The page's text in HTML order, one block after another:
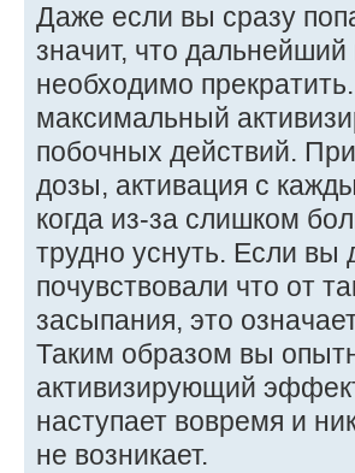
Даже если вы сразу
значит, что
необходимо
максимальный
побочных действий.
дозы, активация с
когда из-за слишком
трудно уснуть. Если
почувствовали что от
засыпания, это
Таким образом вы
активизирующий
наступает вовремя и
не возникает.